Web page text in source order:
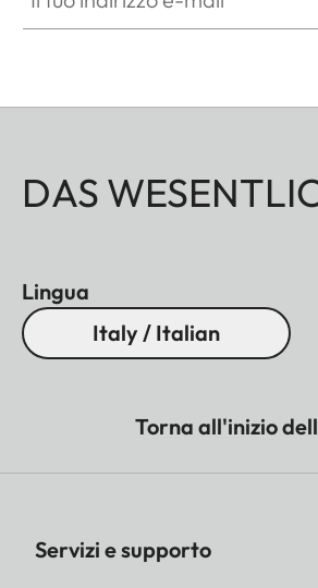
DAS
Lingua
Italy / Italian
Torna all'inizio
Servizi e supporto